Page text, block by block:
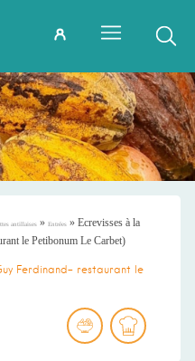
antillaises » Entrées » Ecrevisses à la
le Petibonum Le Carbet)
Ferdinand- restaurant le